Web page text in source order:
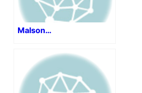
Malson…